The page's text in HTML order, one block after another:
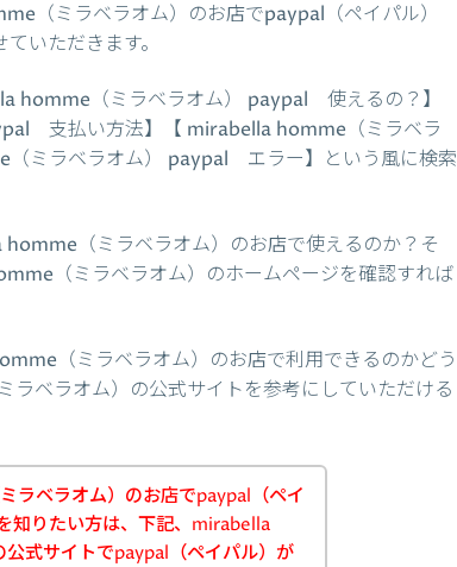
（ミラベラオム）のお店でpaypal（ペイパル）
いただきます。
homme（ミラベラオム） paypal 使えるの？】
支払い方法】【 mirabella homme（ミラベラ
ミラベラオム） paypal エラー】という風に検索
（ミラベラオム）のお店で使えるのか？そ
（ミラベラオム）のホームページを確認すれば
（ミラベラオム）のお店で利用できるのかどう
ベラオム）の公式サイトを参考にしていただける
ラベラオム）のお店でpaypal（ペイ
知りたい方は、下記、mirabella
式サイトでpaypal（ペイパル）が